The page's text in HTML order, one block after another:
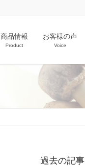
商品情報
Product
お客様の声
Voice
過去の記事